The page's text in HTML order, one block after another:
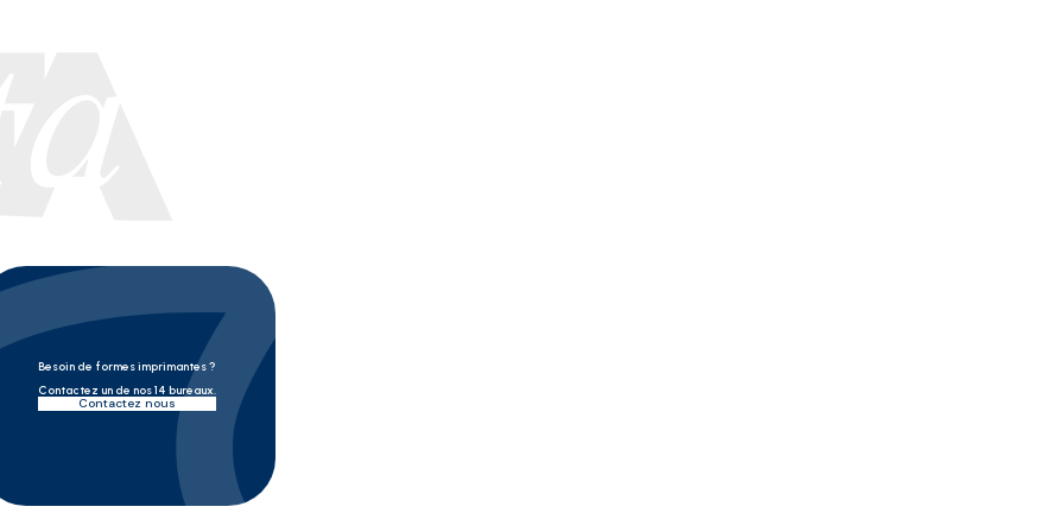
flexo sur le support d'impression. Un cliché par couleur est nécessaire pour reproduire fidèlement les décors.
vitesse. Comme les clichés, ils servent à déposer l'encre des presses flexo sur le support d'impression. Un manchon par couleur est nécessaire pour reproduire fidèlement les
ils permettent une impression en continu, sans raccords. Les clichés flexo sont davantage plébiscités pour les tirages courts et les changements fréquents de décors.
de manchons thermorétractables, de papier hygiénique, d'emballages médicaux et de cahiers (réglure).
Besoin de formes imprimantes ?
Contactez un de nos 14 bureaux.
Contactez nous